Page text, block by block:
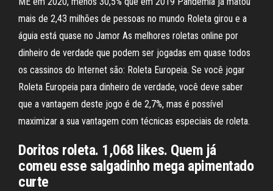
mais de 2,43 milhões de pessoas no mundo Roleta girou e a
águia está quase no Jamor As melhores roletas online por
dinheiro de verdade que podem ser jogadas em quase todos
os cassinos do Internet são: Roleta Europeia. Se você jogar
Roleta Europeia para dinheiro de verdade, você deve saber
que a vantagem deste jogo é de 2,7%, mas é possível
maximizar a sua vantagem com técnicas especiais de roleta.
Doritos roleta. 1,068 likes. Quem já
comeu esse salgadinho mega apimentado
curte